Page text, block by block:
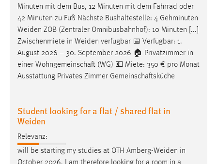
Minuten mit dem Bus, 12 Minuten mit dem Fahrrad oder
42 Minuten zu Fuß Nächste Bushaltestelle: 4 Gehminuten
Weiden ZOB (Zentraler Omnibusbahnhof): 10 Minuten [...]
Zwischenmiete in Weiden verfügbar 📅 Verfügbar: 1.
August 2026 – 30. September 2026 🏠 Privatzimmer in
einer Wohngemeinschaft (WG) 💶 Miete: 350 € pro Monat
Ausstattung Privates Zimmer Gemeinschaftsküche
Student looking for a flat / shared flat in
Weiden
Relevanz:
will be starting my studies at OTH Amberg-Weiden in
October 2026. I am therefore looking for a room in a